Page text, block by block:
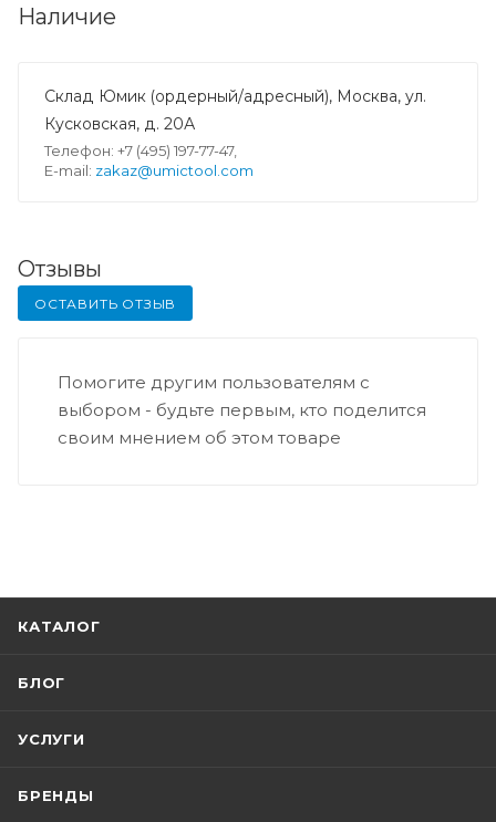
Наличие
Склад Юмик (ордерный/адресный), Москва, ул.
Кусковская, д. 20А
Телефон: +7 (495) 197-77-47,
E-mail: zakaz@umictool.com
Отзывы
ОСТАВИТЬ ОТЗЫВ
Помогите другим пользователям с
выбором - будьте первым, кто поделится
своим мнением об этом товаре
КАТАЛОГ
БЛОГ
УСЛУГИ
БРЕНДЫ